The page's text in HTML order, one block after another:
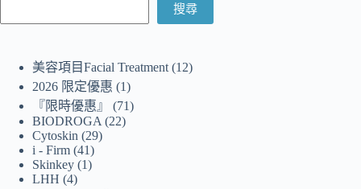
搜尋
美容項目Facial Treatment 12
2026 限定優惠
1
『限時優惠』
71
BIODROGA
22
Cytoskin
29
i - Firm 41
Skinkey 1
LHH 4